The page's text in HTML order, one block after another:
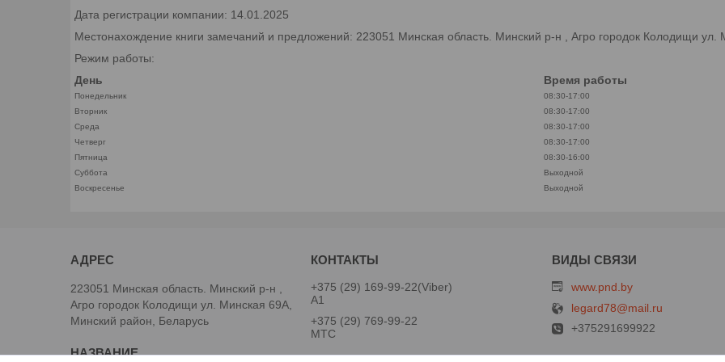
Дата регистрации компании: 14.01.2025
Местонахождение книги замечаний и предложений: 223051 Минская область. Минский р-н , Агро городок Колодищи ул.
Режим работы:
День
Время работы
Понедельник
08:30-17:00
Вторник
08:30-17:00
Среда
08:30-17:00
Четверг
08:30-17:00
Пятница
08:30-16:00
Суббота
Выходной
Воскресенье
Выходной
223051 Минская область. Минский р-н ,
Агро городок Колодищи ул. Минская 69А,
Минский район, Беларусь
+375 (29) 169-99-22 Viber
А1
+375 (29) 769-99-22
МТС
www.pnd.by
legard78@mail.ru
+375291699922